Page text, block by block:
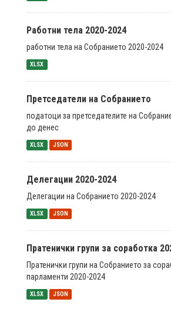
Работни тела 2020-2024
работни тела на Собранието 2020-2024
XLSX
Претседатели на Собранието
податоци за претседателите на
до денес
XLSX JSON
Делегации 2020-2024
Делегации на Собранието 2020-2024
XLSX JSON
Пратенички групи за соработка
Пратенички групи на Собранието за
парламенти 2020-2024
XLSX JSON